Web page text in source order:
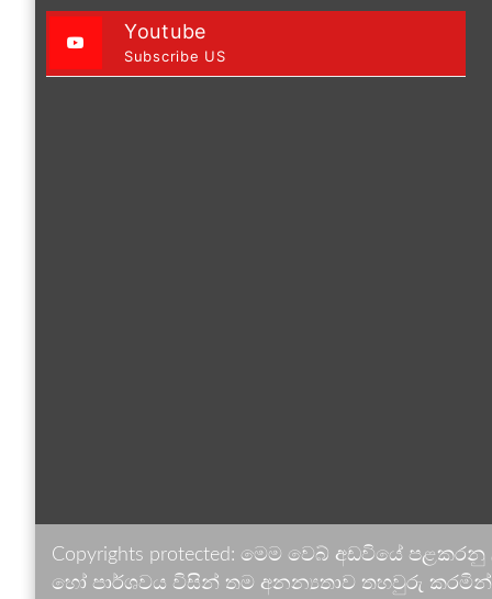
Youtube
Subscribe US
Copyrights protected: මෙම වෙබ් අඩවියේ
හෝ පාර්ශවය විසින් තම අනන්‍යතාව තහවුරු කරමින්